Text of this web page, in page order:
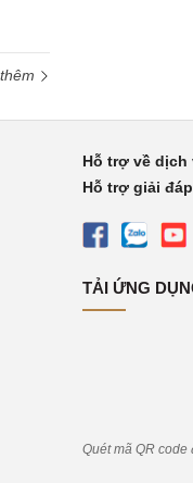
Hỗ trợ về dịch
Hỗ trợ giải
TẢI ỨNG
Quét mã QR code